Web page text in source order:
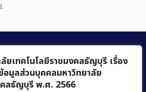
ยเทคโนโลยีราชมงคลธัญบุรี เรื่อง
อมูลส่วนบุคคลมหาวิทยาลัย
คลธัญบุรี พ.ศ. 2566